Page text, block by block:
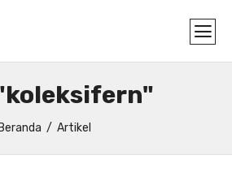
Beranda Artikel